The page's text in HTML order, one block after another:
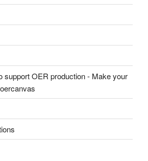
support OER production - Make your